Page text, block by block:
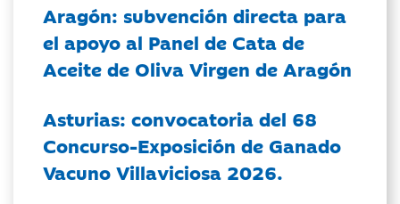
Aragón: subvención directa para
el apoyo al Panel de Cata de
Aceite de Oliva Virgen de Aragón
Asturias: convocatoria del 68
Concurso-Exposición de Ganado
Vacuno Villaviciosa 2026.